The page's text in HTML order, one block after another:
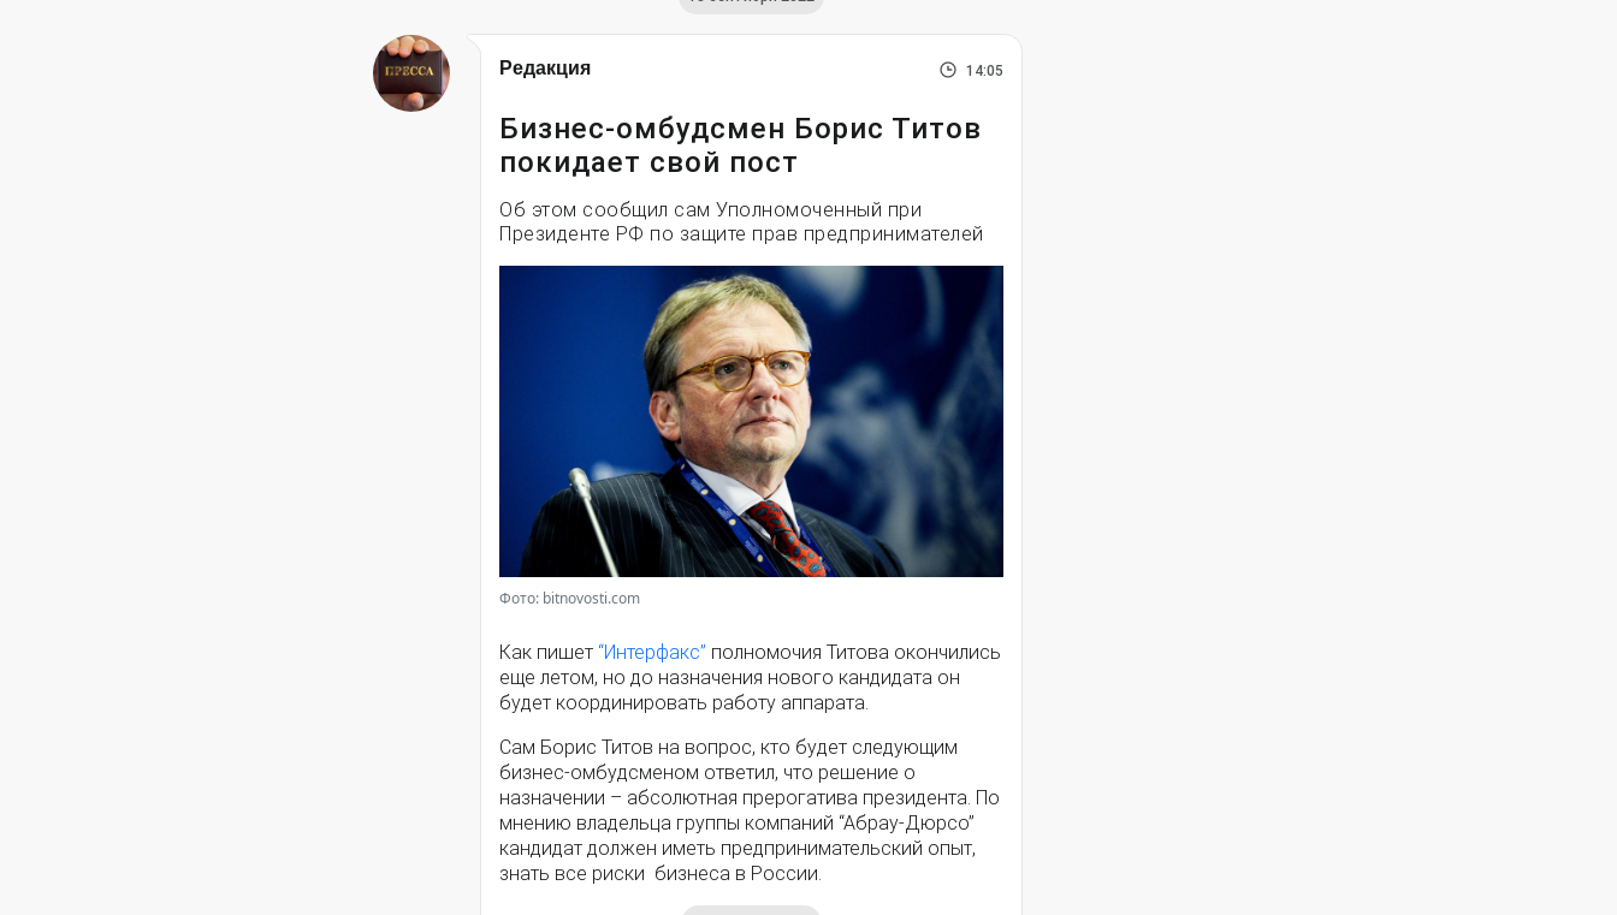
Редакция 14:05
Бизнес-омбудсмен Борис Титов
покидает свой пост
Об этом сообщил сам Уполномоченный при
Президенте РФ по защите прав предпринимателей
Фото: bitnovosti.com
Как пишет “Интерфакс” полномочия Титова окончились
еще летом, но до назначения нового кандидата он
будет координировать работу аппарата.
Сам Борис Титов на вопрос, кто будет следующим
бизнес-омбудсменом ответил, что решение о
назначении – абсолютная прерогатива президента. По
мнению владельца группы компаний “Абрау-Дюрсо”
кандидат должен иметь предпринимательский опыт,
знать все риски бизнеса в России.